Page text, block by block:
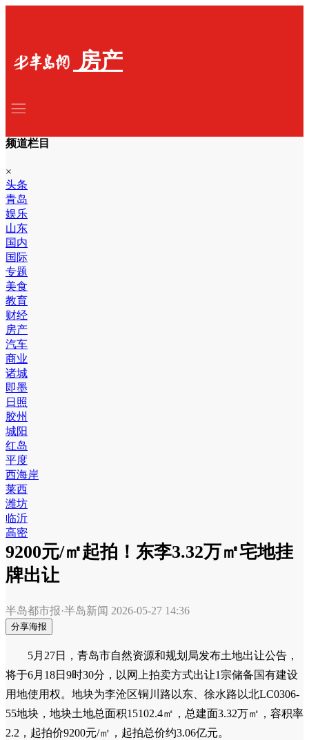
房产
频道栏目
×
头条
青岛
娱乐
山东
国内
国际
专题
美食
教育
财经
房产
汽车
商业
诸城
即墨
日照
胶州
城阳
红岛
平度
西海岸
莱西
潍坊
临沂
高密
9200元/㎡起拍！东李3.32万㎡宅地挂
牌出让
半岛都市报·半岛新闻 2026-05-27 14:36
分享海报
5月27日，青岛市自然资源和规划局发布土地出让公告，
将于6月18日9时30分，以网上拍卖方式出让1宗储备国有建设
用地使用权。地块为李沧区铜川路以东、徐水路以北LC0306-
55地块，地块土地总面积15102.4㎡，总建面3.32万㎡，容积率
2.2，起拍价9200元/㎡，起拍总价约3.06亿元。